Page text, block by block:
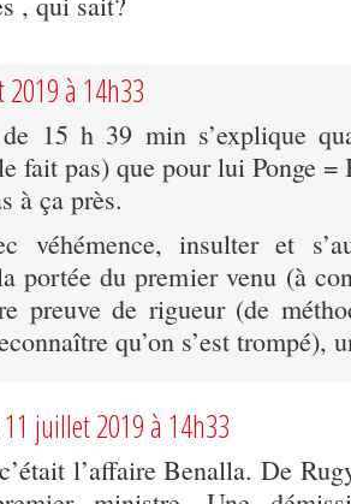
à 14h33
de 15 h 39 min s’explique
fait pas) que pour lui Ponge =
à ça près.
véhémence, insulter et
portée du premier venu (à
preuve de rigueur (de
qu’on s’est trompé),
11 juillet 2019 à 14h33
l’affaire Benalla. De